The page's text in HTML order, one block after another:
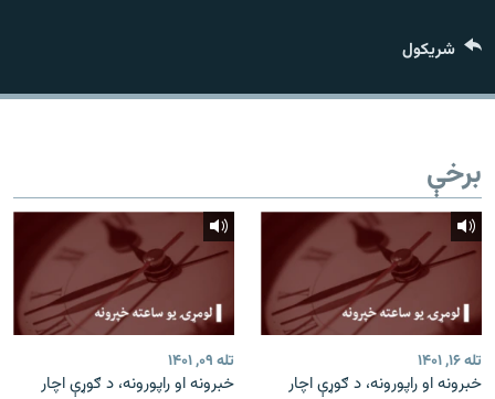
راسره ملګري شئ
د ازادې اروپا/ ازادي راډيو ټولې پاڼې
شريکول
برخې
تله ۱۶, ۱۴۰۱
خبرونه او راپورونه، د ګوړې اچار
تله ۰۹, ۱۴۰۱
خبرونه او راپورونه، د ګوړې اچار